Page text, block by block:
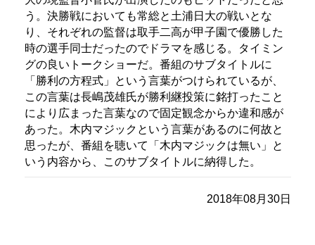
う。決勝戦においても常総と土浦日大の戦いとな
り、それぞれの監督は取手二高が甲子園で優勝した
時の選手同士だったのでドラマを感じる。タイミン
グの良いトークショーだ。番組のサブタイトルに
「勝利の方程式」という言葉がつけられているが、
この言葉は長嶋茂雄氏が勝利継投策に銘打ったこと
により広まった言葉なので固定観念からか違和感が
あった。木内マジックという言葉があるのに何故と
思ったが、番組を聴いて「木内マジックは無い」と
いう内容から、このサブタイトルに納得した。
2018年08月30日